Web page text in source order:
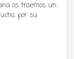
os traemos un
por su